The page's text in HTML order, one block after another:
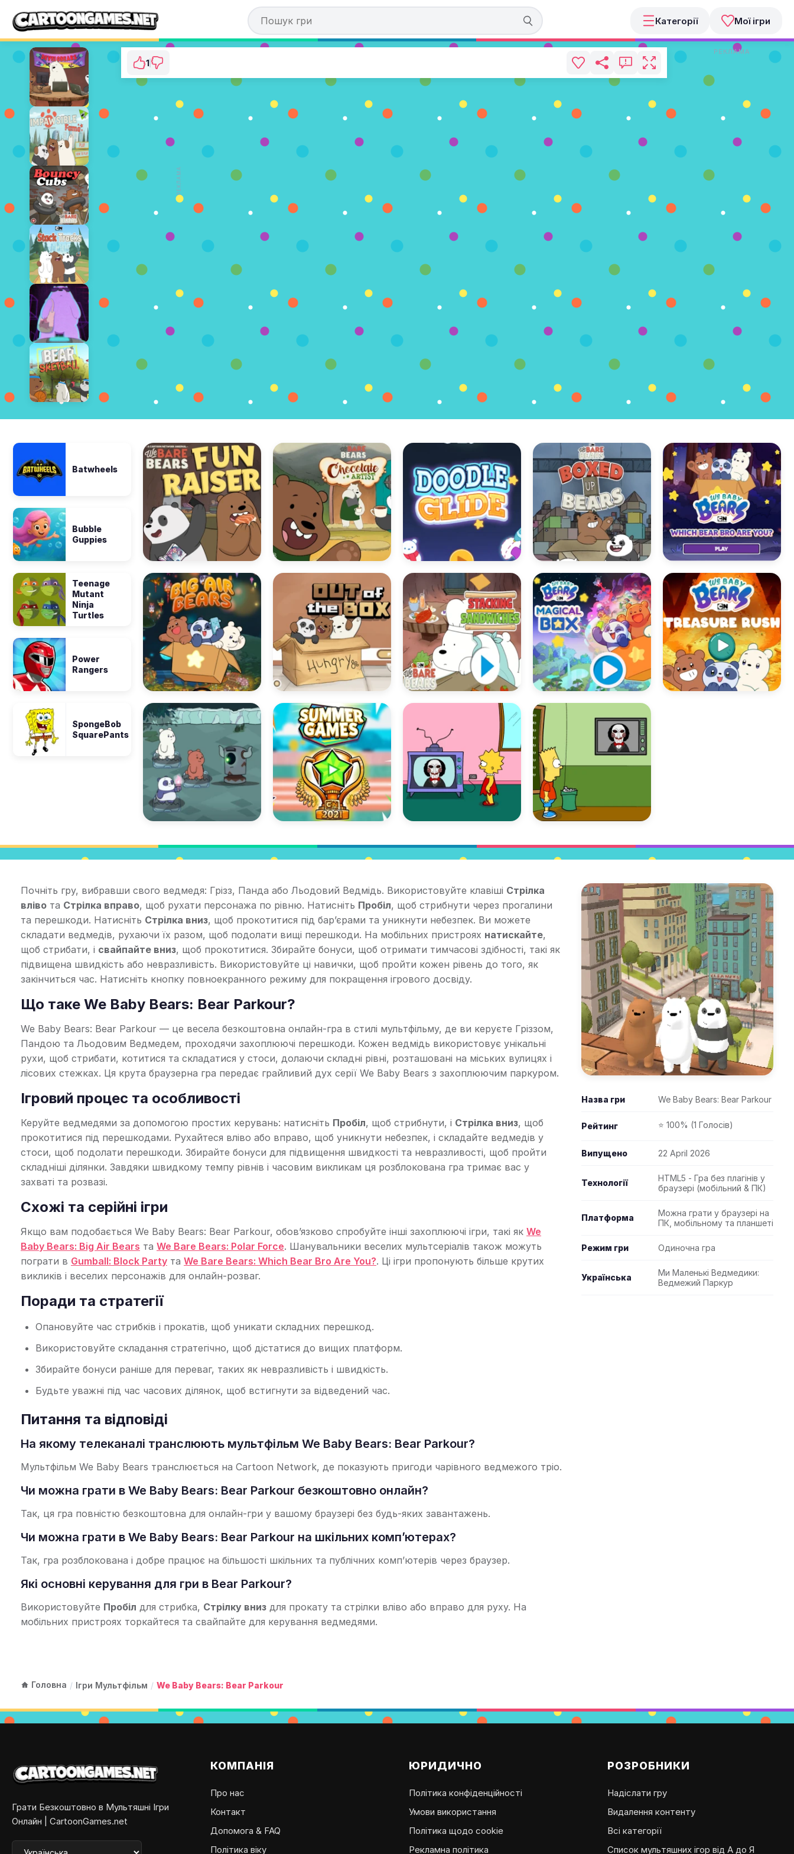
Категорії Мої ігри
⭐ 100% (1 Голосів)
ГРАТИ ЗАРАЗ
1
РЕКЛАМА
РЕКЛАМА
Batwheels
Bubble
Guppies
Teenage
Mutant
Ninja
Turtles
Power
Rangers
SpongeBob
SquarePants
Почніть гру, вибравши свого ведмедя: Грізз, Панда або Льодовий Ведмідь. Використовуйте клавіші Стрілка
вліво та Стрілка вправо, щоб рухати персонажа по рівню. Натисніть Пробіл, щоб стрибнути через прогалини
та перешкоди. Натисніть Стрілка вниз, щоб прокотитися під бар’єрами та уникнути небезпек. Ви можете
складати ведмедів, рухаючи їх разом, щоб подолати вищі перешкоди. На мобільних пристроях натискайте,
щоб стрибати, і свайпайте вниз, щоб прокотитися. Збирайте бонуси, щоб отримати тимчасові здібності, такі як
підвищена швидкість або невразливість. Використовуйте ці навички, щоб пройти кожен рівень до того, як
закінчиться час. Натисніть кнопку повноекранного режиму для покращення ігрового досвіду.
Що таке We Baby Bears: Bear Parkour?
We Baby Bears: Bear Parkour — це весела безкоштовна онлайн-гра в стилі мультфільму, де ви керуєте Гріззом,
Пандою та Льодовим Ведмедем, проходячи захоплюючі перешкоди. Кожен ведмідь використовує унікальні
рухи, щоб стрибати, котитися та складатися у стоси, долаючи складні рівні, розташовані на міських вулицях і
лісових стежках. Ця крута браузерна гра передає грайливий дух серії We Baby Bears з захоплюючим паркуром.
Ігровий процес та особливості
Керуйте ведмедями за допомогою простих керувань: натисніть Пробіл, щоб стрибнути, і Стрілка вниз, щоб
прокотитися під перешкодами. Рухайтеся вліво або вправо, щоб уникнути небезпек, і складайте ведмедів у
стоси, щоб подолати перешкоди. Збирайте бонуси для підвищення швидкості та невразливості, щоб пройти
складніші ділянки. Завдяки швидкому темпу рівнів і часовим викликам ця розблокована гра тримає вас у
захваті та розвазі.
Схожі та серійні ігри
Якщо вам подобається We Baby Bears: Bear Parkour, обов’язково спробуйте інші захоплюючі ігри, такі як We
Baby Bears: Big Air Bears та We Bare Bears: Polar Force. Шанувальники веселих мультсеріалів також можуть
пограти в Gumball: Block Party та We Bare Bears: Which Bear Bro Are You?. Ці ігри пропонують більше крутих
викликів і веселих персонажів для онлайн-розваг.
Поради та стратегії
Опановуйте час стрибків і прокатів, щоб уникати складних перешкод.
Використовуйте складання стратегічно, щоб дістатися до вищих платформ.
Збирайте бонуси раніше для переваг, таких як невразливість і швидкість.
Будьте уважні під час часових ділянок, щоб встигнути за відведений час.
Питання та відповіді
На якому телеканалі транслюють мультфільм We Baby Bears: Bear Parkour?
Мультфільм We Baby Bears транслюється на Cartoon Network, де показують пригоди чарівного ведмежого тріо.
Чи можна грати в We Baby Bears: Bear Parkour безкоштовно онлайн?
Так, ця гра повністю безкоштовна для онлайн-гри у вашому браузері без будь-яких завантажень.
Чи можна грати в We Baby Bears: Bear Parkour на шкільних комп’ютерах?
Так, гра розблокована і добре працює на більшості шкільних та публічних комп’ютерів через браузер.
Які основні керування для гри в Bear Parkour?
Використовуйте Пробіл для стрибка, Стрілку вниз для прокату та стрілки вліво або вправо для руху. На
мобільних пристроях торкайтеся та свайпайте для керування ведмедями.
Назва гри We Baby Bears: Bear Parkour
Рейтинг ⭐ 100% (1 Голосів)
Випущено 22 April 2026
Технології
HTML5 - Гра без плагінів у
браузері (мобільний & ПК)
Платформа
Можна грати у браузері на
ПК, мобільному та планшеті
Режим гри Одиночна гра
Українська
Ми Маленькі Ведмедики:
Ведмежий Паркур
Головна / Ігри Мультфільм / We Baby Bears: Bear Parkour
Грати Безкоштовно в Мультяшні Ігри
Онлайн | CartoonGames.net
КОМПАНІЯ
Про нас
Контакт
Допомога & FAQ
Політика віку
ЮРИДИЧНО
Політика конфіденційності
Умови використання
Політика щодо cookie
Рекламна політика
РОЗРОБНИКИ
Надіслати гру
Видалення контенту
Всі категорії
Список мультяшних ігор від А до Я